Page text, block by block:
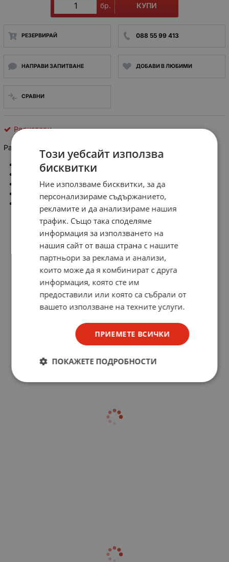
бр. КУПИ
РЕЗЕРВИРАЙ 088 55 99 413
НАПРАВИ ЗАПИТВАНЕ ДОБАВИ В ЛЮБИМИ
СРАВНИ
Радиатори
Радиатор L20mm W12mm H8mm
Цвят: черен
Дължина: 20mm
Широчина: 12mm
Височина: 8mm
Refurbished
Този уебсайт използва
бисквитки
Ние използваме бисквитки, за да
персонализираме съдържанието,
рекламите и да анализираме нашия
трафик. Също така споделяме
информация за използването на
нашия сайт от ваша страна с нашите
партньори за реклама и анализи,
които може да я комбинират с друга
информация, която сте им
предоставили или която са събрали от
вашето използване на техните услуги.
ПРИЕМЕТЕ ВСИЧКИ
ПОКАЖЕТЕ ПОДРОБНОСТИ